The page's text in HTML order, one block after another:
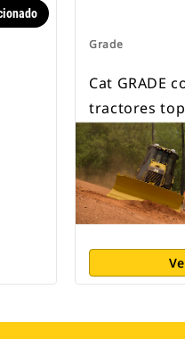
Grade
Cat GRADE
tractores